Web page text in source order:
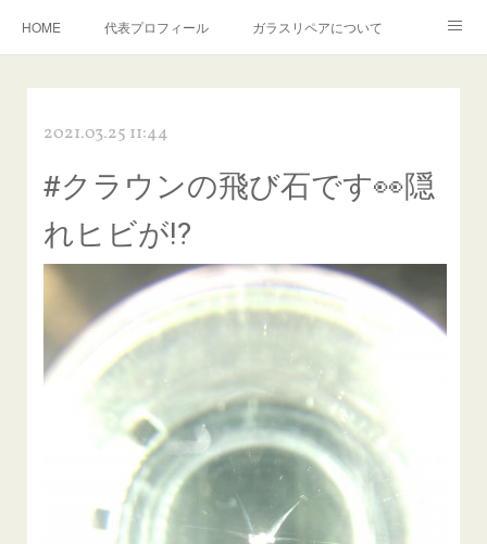
HOME 代表プロフィール ガラスリペアについて
飛び石施工料金について
当店へのアクセス 建築ガラスキズ取り・研磨・磨き
【プロ使用】フッ素系ガラストリートメント『アクアペル』
当店の良心的価格の理由について
欧州車モールの白サビやシミを落とす！
instagram記事 ガラスリペア施工価格
飛び石ひび割れでヒビ先が伸びた場合は？
2021.03.25 11:44
#クラウンの飛び石です👀隠
れヒビが⁉️